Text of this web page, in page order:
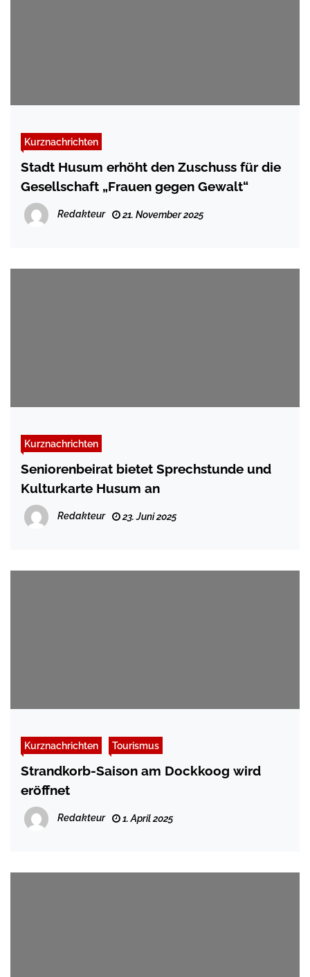
Kurznachrichten
Stadt Husum erhöht den Zuschuss für die
Gesellschaft „Frauen gegen Gewalt“
Redakteur 21. November 2025
Kurznachrichten
Seniorenbeirat bietet Sprechstunde und
Kulturkarte Husum an
Redakteur 23. Juni 2025
Kurznachrichten Tourismus
Strandkorb-Saison am Dockkoog wird
eröffnet
Redakteur 1. April 2025